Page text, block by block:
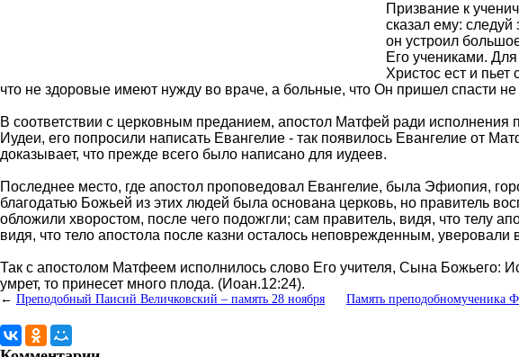
Призвание к
сказал ему:
он устроил
Его учениками.
Христос ест и
что не здоровые имеют нужду во враче, а больные, что Он пришел спасти
В соответствии с церковным преданием, апостол Матфей ради
Иудеи, его попросили написать Евангелие - так появилось Евангелие от
доказывает, что прежде всего было написано для иудеев.
Последнее место, где апостол проповедовал Евангелие, была Эфиопия,
благодатью Божьей из этих людей была основана церковь, но правитель
обложили хворостом, после чего подожгли; сам правитель, видя, что телу
видя, что тело апостола после казни осталось неповрежденным,
Так с апостолом Матфеем исполнилось слово Его учителя, Сына Божьего:
умрет, то принесет много плода. (Иоан.12:24).
← Преподобный Паисий Величковский – память 28 ноября Память преподобномученика